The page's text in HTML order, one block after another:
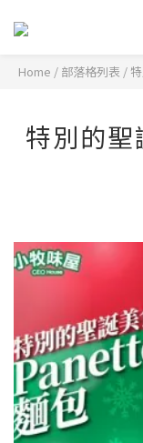
Home / 部落格列表 /
特別的